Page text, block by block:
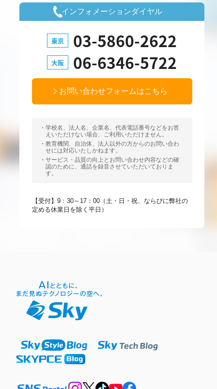
インフォメーションダイヤル
東京 03-5860-2622
大阪 06-6346-5722
お問い合わせフォームはこちら
学校名、法人名、企業名、代表電話番号などをお答
えいただけない場合、ご利用いただけません。
教育機関、自治体、法人以外の方からのお問い合わ
せには対応いたしかねます。
サービス・品質の向上とお問い合わせ内容などの確
認のために、通話を録音させていただいておりま
す。
【受付】9：30～17：00（土・日・祝、ならびに弊社の
定める休業日を除く平日）